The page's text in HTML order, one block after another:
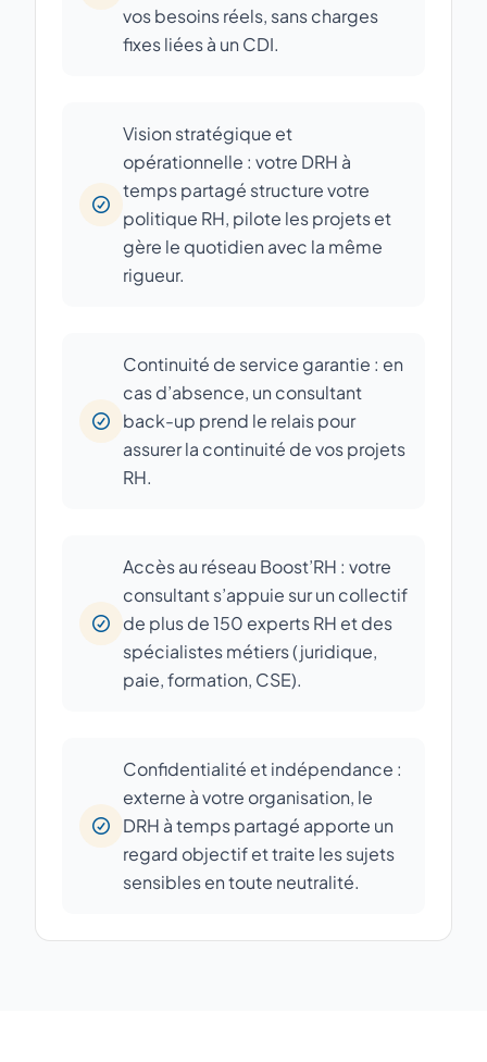
vos besoins réels, sans charges
fixes liées à un CDI.
Vision stratégique et
opérationnelle : votre DRH à
temps partagé structure votre
politique RH, pilote les projets et
gère le quotidien avec la même
rigueur.
Continuité de service garantie : en
cas d’absence, un consultant
back-up prend le relais pour
assurer la continuité de vos projets
RH.
Accès au réseau Boost’RH : votre
consultant s’appuie sur un collectif
de plus de 150 experts RH et des
spécialistes métiers (juridique,
paie, formation, CSE).
Confidentialité et indépendance :
externe à votre organisation, le
DRH à temps partagé apporte un
regard objectif et traite les sujets
sensibles en toute neutralité.